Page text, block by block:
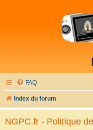
FAQ
Index du forum
NGPC.fr - Politique